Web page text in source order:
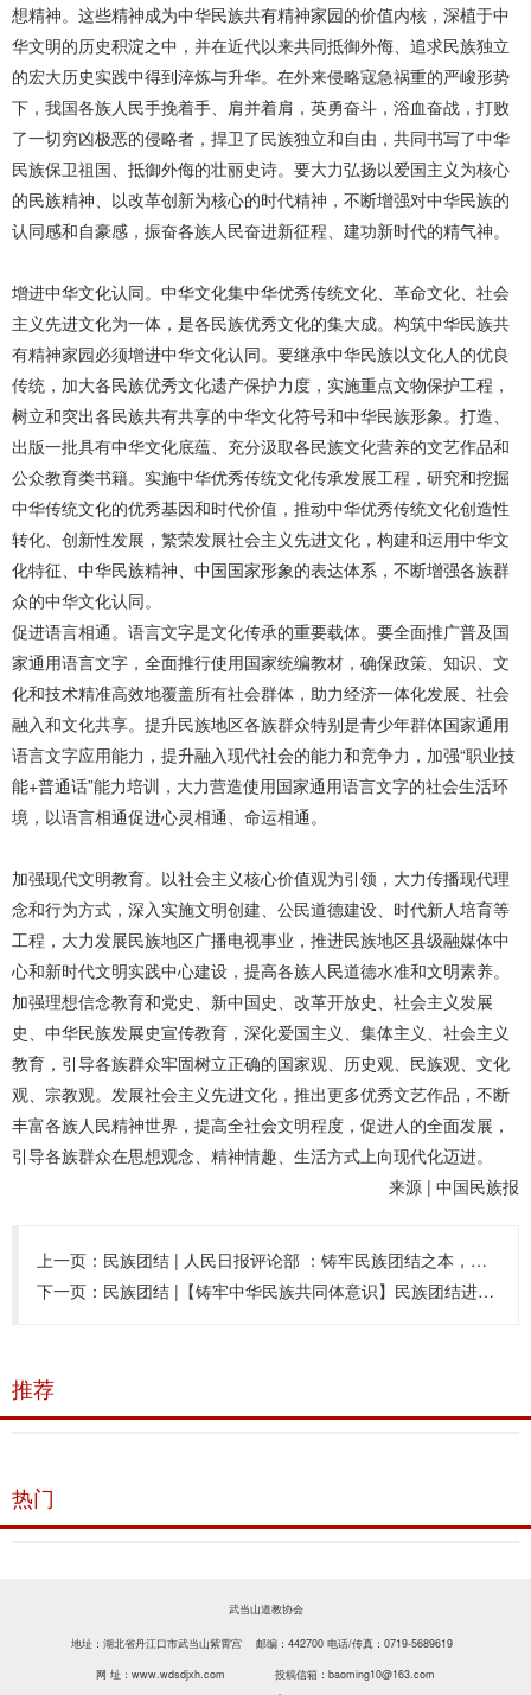
想精神。这些精神成为中华民族共有精神家园的价值内核，深植于中
华文明的历史积淀之中，并在近代以来共同抵御外侮、追求民族独立
的宏大历史实践中得到淬炼与升华。在外来侵略寇急祸重的严峻形势
下，我国各族人民手挽着手、肩并着肩，英勇奋斗，浴血奋战，打败
了一切穷凶极恶的侵略者，捍卫了民族独立和自由，共同书写了中华
民族保卫祖国、抵御外侮的壮丽史诗。要大力弘扬以爱国主义为核心
的民族精神、以改革创新为核心的时代精神，不断增强对中华民族的
认同感和自豪感，振奋各族人民奋进新征程、建功新时代的精气神。
增进中华文化认同。中华文化集中华优秀传统文化、革命文化、社会
主义先进文化为一体，是各民族优秀文化的集大成。构筑中华民族共
有精神家园必须增进中华文化认同。要继承中华民族以文化人的优良
传统，加大各民族优秀文化遗产保护力度，实施重点文物保护工程，
树立和突出各民族共有共享的中华文化符号和中华民族形象。打造、
出版一批具有中华文化底蕴、充分汲取各民族文化营养的文艺作品和
公众教育类书籍。实施中华优秀传统文化传承发展工程，研究和挖掘
中华传统文化的优秀基因和时代价值，推动中华优秀传统文化创造性
转化、创新性发展，繁荣发展社会主义先进文化，构建和运用中华文
化特征、中华民族精神、中国国家形象的表达体系，不断增强各族群
众的中华文化认同。
促进语言相通。语言文字是文化传承的重要载体。要全面推广普及国
家通用语言文字，全面推行使用国家统编教材，确保政策、知识、文
化和技术精准高效地覆盖所有社会群体，助力经济一体化发展、社会
融入和文化共享。提升民族地区各族群众特别是青少年群体国家通用
语言文字应用能力，提升融入现代社会的能力和竞争力，加强“职业技
能+普通话”能力培训，大力营造使用国家通用语言文字的社会生活环
境，以语言相通促进心灵相通、命运相通。
加强现代文明教育。以社会主义核心价值观为引领，大力传播现代理
念和行为方式，深入实施文明创建、公民道德建设、时代新人培育等
工程，大力发展民族地区广播电视事业，推进民族地区县级融媒体中
心和新时代文明实践中心建设，提高各族人民道德水准和文明素养。
加强理想信念教育和党史、新中国史、改革开放史、社会主义发展
史、中华民族发展史宣传教育，深化爱国主义、集体主义、社会主义
教育，引导各族群众牢固树立正确的国家观、历史观、民族观、文化
观、宗教观。发展社会主义先进文化，推出更多优秀文艺作品，不断
丰富各族人民精神世界，提高全社会文明程度，促进人的全面发展，
引导各族群众在思想观念、精神情趣、生活方式上向现代化迈进。
来源 | 中国民族报
上一页： 民族团结 | 人民日报评论部 ：铸牢民族团结之本，共创光明美好未来
下一页： 民族团结 |【铸牢中华民族共同体意识】民族团结进步知识应知应会（四）
推荐
热门
武当山道教协会
地址：湖北省丹江口市武当山紫霄宫 邮编：442700 电话/传真：0719-5689619
网 址：www.wdsdjxh.com 投稿信箱：baoming10@163.com